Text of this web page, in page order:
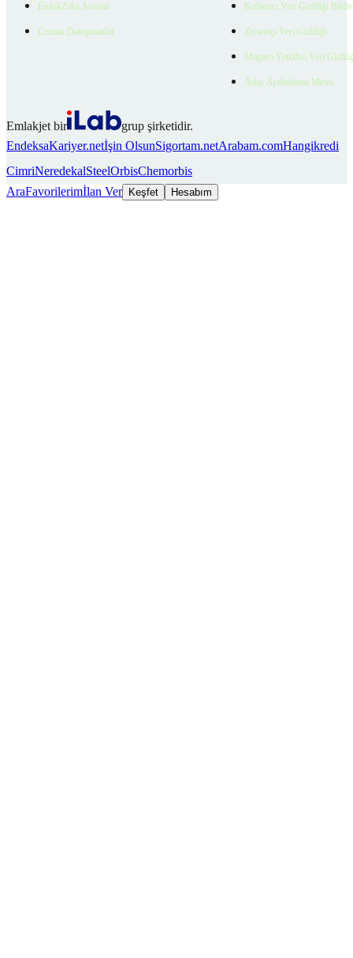
EmlakZeka Asistan
Uzman Danışmanlar
Kullanıcı Veri Gizliliği
Ziyaretçi Veri Gizliliği
Müşteri Yetkilisi Veri
Aday Aydınlatma Metni
Emlakjet bir
grup şirketidir.
EndeksaKariyer.netİşin OlsunSigortam.netArabam.comHangikredi
CimriNeredekalSteelOrbisChemorbis
AraFavorilerimİlan Ver Keşfet Hesabım